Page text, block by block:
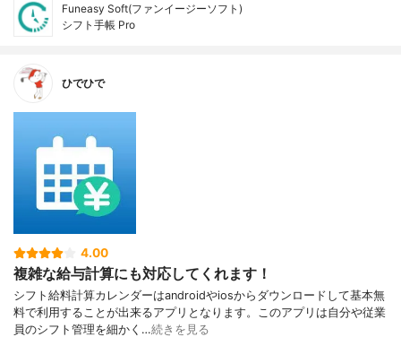
Funeasy Soft(ファンイージーソフト)
シフト手帳 Pro
ひでひで
4.00
複雑な給与計算にも対応してくれます！
シフト給料計算カレンダーはandroidやiosからダウンロードして基本無
料で利用することが出来るアプリとなります。このアプリは自分や従業
員のシフト管理を細かく…続きを見る